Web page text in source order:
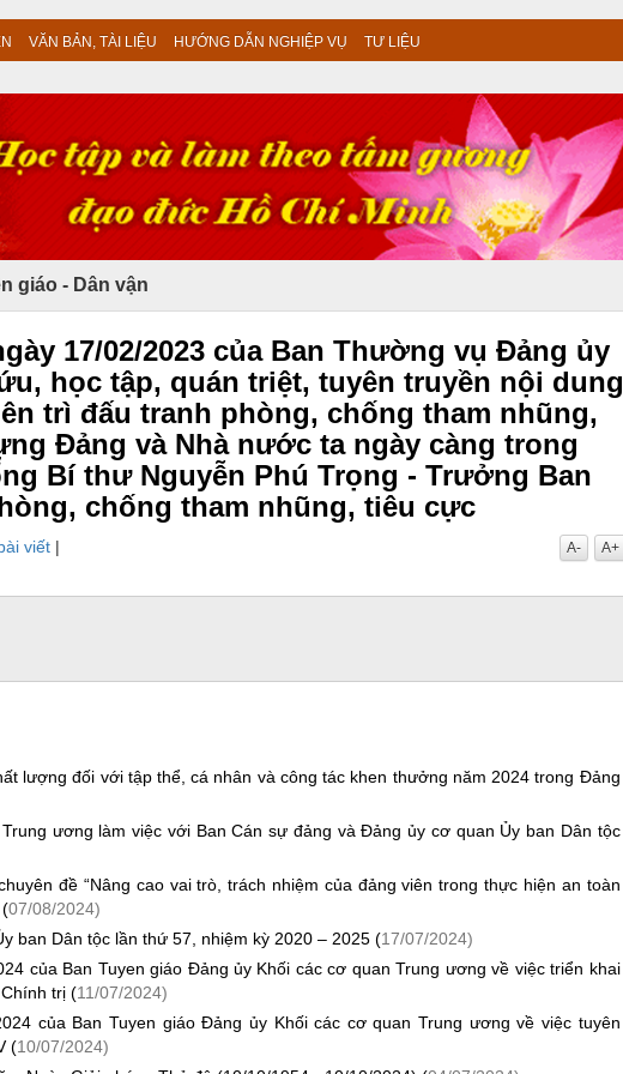
VĂN BẢN, TÀI LIỆU HƯỚNG DẪN NGHIỆP VỤ TƯ LIỆU
giáo - Dân vận
17/02/2023 của Ban Thường vụ Đảng ủy
học tập, quán triệt, tuyên truyền nội dung
trì đấu tranh phòng, chống tham nhũng,
Đảng và Nhà nước ta ngày càng trong
Bí thư Nguyễn Phú Trọng - Trưởng Ban
chống tham nhũng, tiêu cực
viết | A+
A-
lượng đối với tập thể, cá nhân và công tác khen thưởng năm 2024 trong Đảng
ương làm việc với Ban Cán sự đảng và Đảng ủy cơ quan Ủy ban Dân tộc
đề “Nâng cao vai trò, trách nhiệm của đảng viên trong thực hiện an toàn
07/08/2024)
ban Dân tộc lần thứ 57, nhiệm kỳ 2020 – 2025 (17/07/2024)
của Ban Tuyen giáo Đảng ủy Khối các cơ quan Trung ương về việc triển khai
trị (11/07/2024)
của Ban Tuyen giáo Đảng ủy Khối các cơ quan Trung ương về việc tuyên
(10/07/2024)